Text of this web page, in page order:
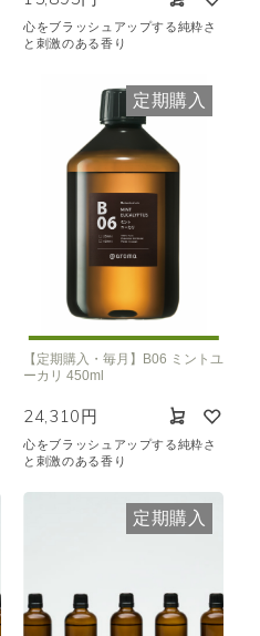
心をブラッシュアップする純粋さ
と刺激のある香り
定期購入
【定期購入・毎月】B06 ミントユ
ーカリ 450ml
24,310円
心をブラッシュアップする純粋さ
と刺激のある香り
定期購入